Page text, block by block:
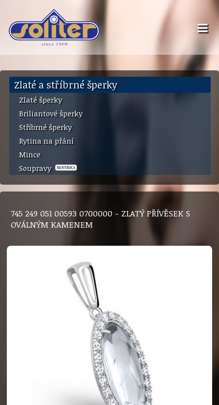
Zlaté a stříbrné šperky
Zlaté šperky
Briliantové šperky
Stříbrné šperky
Rytina na přání
Mince
Soupravy
NOVINKA
745 249 051 00593 0700000 - ZLATÝ PŘÍVĚSEK S
OVÁLNÝM KAMENEM